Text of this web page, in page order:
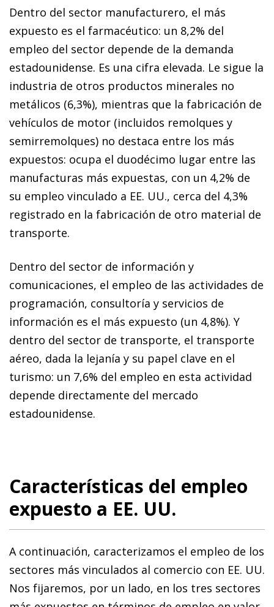
Dentro del sector manufacturero, el más
expuesto es el farmacéutico: un 8,2% del
empleo del sector depende de la demanda
estadounidense. Es una cifra elevada. Le sigue la
industria de otros productos minerales no
metálicos (6,3%), mientras que la fabricación de
vehículos de motor (incluidos remolques y
semirremolques) no destaca entre los más
expuestos: ocupa el duodécimo lugar entre las
manufacturas más expuestas, con un 4,2% de
su empleo vinculado a EE. UU., cerca del 4,3%
registrado en la fabricación de otro material de
transporte.
Dentro del sector de información y
comunicaciones, el empleo de las actividades de
programación, consultoría y servicios de
información es el más expuesto (un 4,8%). Y
dentro del sector de transporte, el transporte
aéreo, dada la lejanía y su papel clave en el
turismo: un 7,6% del empleo en esta actividad
depende directamente del mercado
estadounidense.
Características del empleo
expuesto a EE. UU.
A continuación, caracterizamos el empleo de los
sectores más vinculados al comercio con EE. UU.
Nos fijaremos, por un lado, en los tres sectores